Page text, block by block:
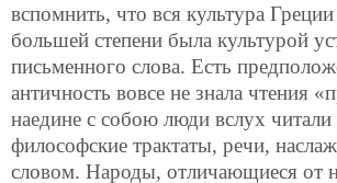
вспомнить, что вся культура
большей степени была культурой
письменного слова. Есть
античность вовсе не знала чтения
наедине с собою люди вслух читали
философские трактаты, речи,
словом. Народы, отличающиеся от